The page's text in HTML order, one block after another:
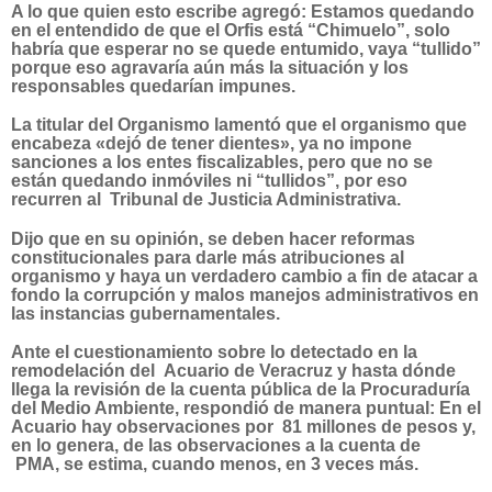
A lo que quien esto escribe agregó: Estamos quedando
en el entendido de que el Orfis está “Chimuelo”, solo
habría que esperar no se quede entumido, vaya “tullido”
porque eso agravaría aún más la situación y los
responsables quedarían impunes.
La titular del Organismo lamentó que el organismo que
encabeza «dejó de tener dientes», ya no impone
sanciones a los entes fiscalizables, pero que no se
están quedando inmóviles ni “tullidos”, por eso
recurren al Tribunal de Justicia Administrativa.
Dijo que en su opinión, se deben hacer reformas
constitucionales para darle más atribuciones al
organismo y haya un verdadero cambio a fin de atacar a
fondo la corrupción y malos manejos administrativos en
las instancias gubernamentales.
Ante el cuestionamiento sobre lo detectado en la
remodelación del Acuario de Veracruz y hasta dónde
llega la revisión de la cuenta pública de la Procuraduría
del Medio Ambiente, respondió de manera puntual: En el
Acuario hay observaciones por 81 millones de pesos y,
en lo genera, de las observaciones a la cuenta de
PMA, se estima, cuando menos, en 3 veces más.